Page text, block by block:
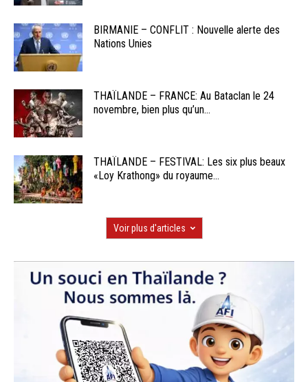
BIRMANIE – CONFLIT : Nouvelle alerte des
Nations Unies
THAÏLANDE – FRANCE: Au Bataclan le 24
novembre, bien plus qu’un...
THAÏLANDE – FESTIVAL: Les six plus beaux
«Loy Krathong» du royaume...
Voir plus d'articles